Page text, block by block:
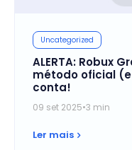
Uncategorized
ALERTA: Robux
método oficial
conta!
09 set 2025•3 min
Ler mais